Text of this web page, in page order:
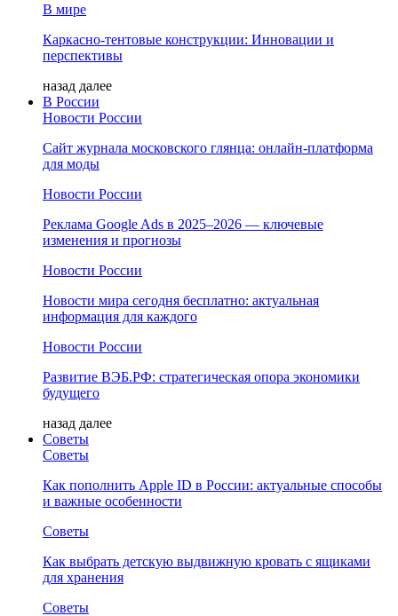
В мире
Каркасно-тентовые конструкции: Инновации и
перспективы
назад далее
В России
Новости России
Сайт журнала московского глянца: онлайн‑платформа
для моды
Новости России
Реклама Google Ads в 2025–2026 — ключевые
изменения и прогнозы
Новости России
Новости мира сегодня бесплатно: актуальная
информация для каждого
Новости России
Развитие ВЭБ.РФ: стратегическая опора экономики
будущего
назад далее
Советы
Советы
Как пополнить Apple ID в России: актуальные способы
и важные особенности
Советы
Как выбрать детскую выдвижную кровать с ящиками
для хранения
Советы